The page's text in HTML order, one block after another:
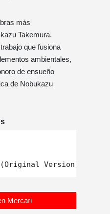
más
Takemura.
que fusiona
ambientales,
de ensueño
de Nobukazu
Mercari